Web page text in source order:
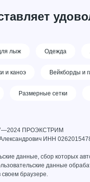
лыж Одежда
и каноэ Вейкборды и
Размерные сетки
ПРОЭКСТРИМ
ИНН
данные, сбор которых
данные
своем браузере.